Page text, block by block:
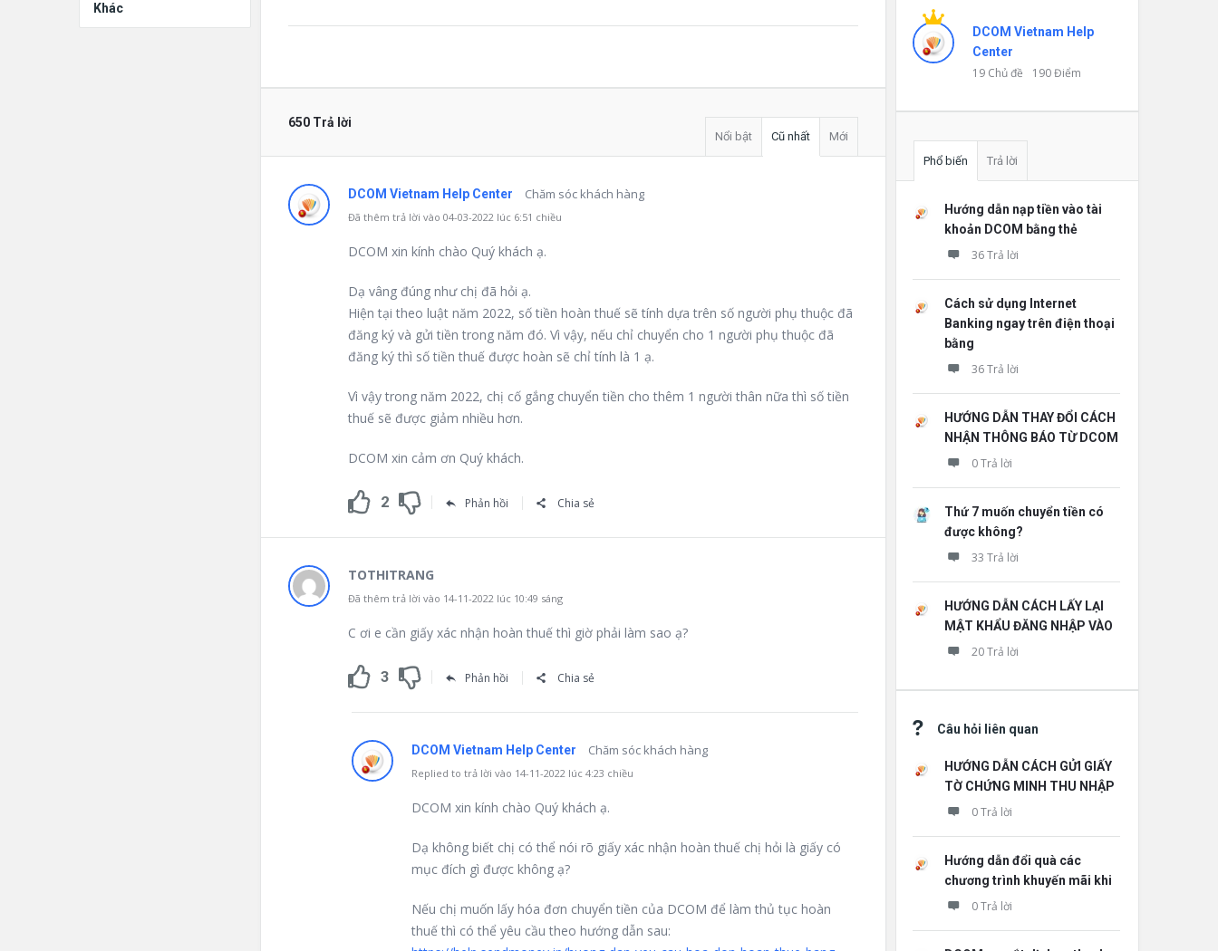
650 Trả lời
Nổi bật Cũ nhất Mới
DCOM Vietnam Help Center Chăm sóc khách hàng
Đã thêm trả lời vào 04-03-2022 lúc 6:51 chiều
DCOM xin kính chào Quý khách ạ.
Dạ vâng đúng như chị đã hỏi ạ.
Hiện tại theo luật năm 2022, số tiền hoàn thuế sẽ tính dựa trên số người phụ thuộc đã
đăng ký và gửi tiền trong năm đó. Vì vậy, nếu chỉ chuyển cho 1 người phụ thuộc đã
đăng ký thì số tiền thuế được hoàn sẽ chỉ tính là 1 ạ.
Vì vậy trong năm 2022, chị cố gắng chuyển tiền cho thêm 1 người thân nữa thì số tiền
thuế sẽ được giảm nhiều hơn.
DCOM xin cảm ơn Quý khách.
2 Phản hồi Chia sẻ
TOTHITRANG
Đã thêm trả lời vào 14-11-2022 lúc 10:49 sáng
C ơi e cần giấy xác nhận hoàn thuế thì giờ phải làm sao ạ?
3 Phản hồi Chia sẻ
DCOM Vietnam Help Center Chăm sóc khách hàng
Replied to trả lời vào 14-11-2022 lúc 4:23 chiều
DCOM xin kính chào Quý khách ạ.
Dạ không biết chị có thể nói rõ giấy xác nhận hoàn thuế chị hỏi là giấy có
mục đích gì được không ạ?
Nếu chị muốn lấy hóa đơn chuyển tiền của DCOM để làm thủ tục hoàn
thuế thì có thể yêu cầu theo hướng dẫn sau:
DCOM Vietnam Help
Center
19 Chủ đề 190 Điểm
Phổ biến Trả lời
Hướng dẫn nạp tiền vào tài
khoản DCOM bằng thẻ
36 Trả lời
Cách sử dụng Internet
Banking ngay trên điện thoại
bằng
36 Trả lời
HƯỚNG DẪN THAY ĐỔI CÁCH
NHẬN THÔNG BÁO TỪ DCOM
0 Trả lời
Thứ 7 muốn chuyển tiền có
được không?
33 Trả lời
HƯỚNG DẪN CÁCH LẤY LẠI
MẬT KHẨU ĐĂNG NHẬP VÀO
20 Trả lời
Câu hỏi liên quan
HƯỚNG DẪN CÁCH GỬI GIẤY
TỜ CHỨNG MINH THU NHẬP
0 Trả lời
Hướng dẫn đổi quà các
chương trình khuyến mãi khi
0 Trả lời
Khác